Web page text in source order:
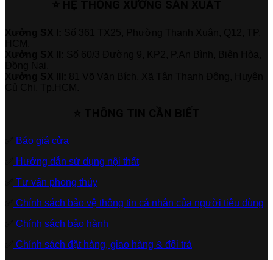
Báo giá cửa
Hướng dẫn sử dụng nội thất
Tư vấn phong thủy
Chính sách bảo vệ thông tin cá nhân của người tiêu dùng
Chính sách bảo hành
Chính sách đặt hàng, giao hàng & đổi trả